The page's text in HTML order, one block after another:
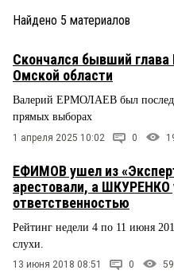
ПРОИСШЕСТВИЯ
СТИЛЬ ЖИЗНИ
Найдено 5 материалов
Скончался бывший глава
Омской области
Валерий ЕРМОЛАЕВ был
прямых выборах
1 апреля 2025 10:02 0
ЕФИМОВ ушел из
арестовали, а ШКУРЕНКО
ответственностью
Рейтинг недели 4 по 11 июня
слухи.
13 июня 2018 08:51 0